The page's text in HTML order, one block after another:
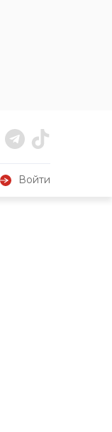
Войти